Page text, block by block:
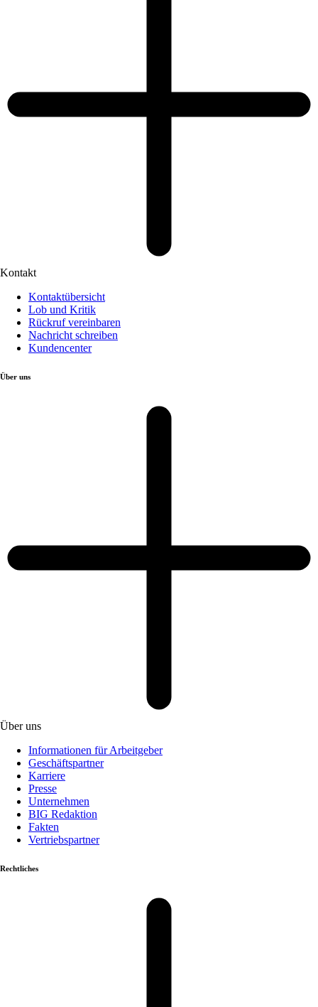
Kontakt
Kontaktübersicht
Lob und Kritik
Rückruf vereinbaren
Nachricht schreiben
Kundencenter
Über uns
Über uns
Informationen für Arbeitgeber
Geschäftspartner
Karriere
Presse
Unternehmen
BIG Redaktion
Fakten
Vertriebspartner
Rechtliches